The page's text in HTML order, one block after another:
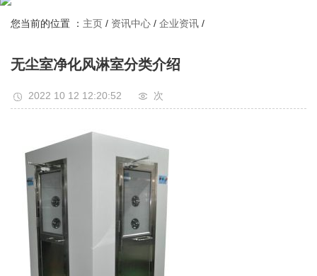
无尘车间
您当前的位置 ： 主页 / 资讯中心 / 企业资讯 /
无尘室净化风淋室分类介绍
2022 10 12 12:20:52 次